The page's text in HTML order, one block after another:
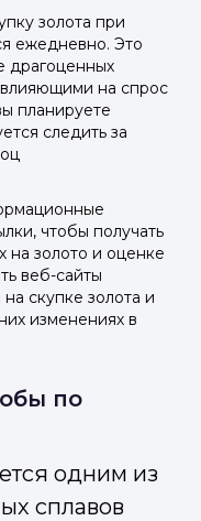
золота при
ежедневно. Это
драгоценных
на спрос
планируете
следить за
чтобы получать
на золото и оценке
веб-сайты
скупке золота и
изменениях в
по
одним из
сплавов